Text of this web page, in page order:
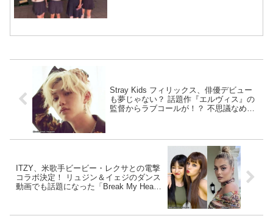
Stray Kids フィリックス、俳優デビュー
も夢じゃない？ 話題作『エルヴィス』の
監督からラブコールが！？ 不思議なめぐ
ITZY、米歌手ビービー・レクサとの電撃
コラボ決定！ リュジン＆イェジのダンス
動画でも話題になった「Break My Heart